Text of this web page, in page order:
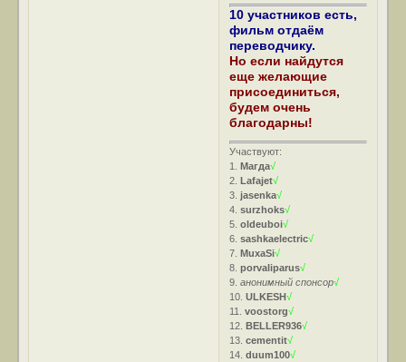
10 участников есть,
фильм отдаём
переводчику.
Но если найдутся
еще желающие
присоединиться,
будем очень
благодарны!
Участвуют:
1.Магда√
2.Lafajet√
3.jasenka√
4.surzhoks√
5.oldeuboi√
6.sashkaelectric√
7.MuxaSi√
8.porvaliparus√
9.анонимный спонсор√
10.ULKESH√
11.voostorg√
12.BELLER936√
13.cementit√
14.duum100√